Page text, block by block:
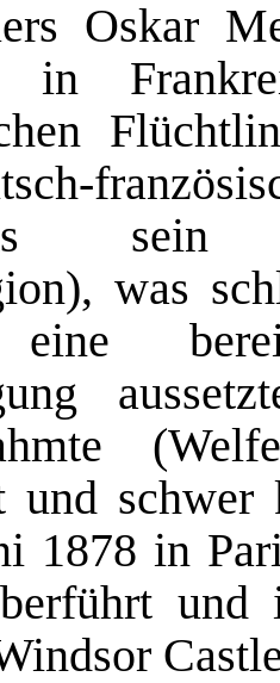
Oskar
in
sein
was
eine
und
1878 in